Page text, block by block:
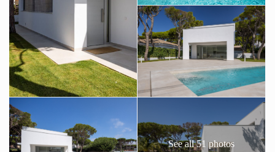
See all 51 photos